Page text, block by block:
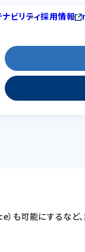
ビリティ採用情報
）も可能にするな